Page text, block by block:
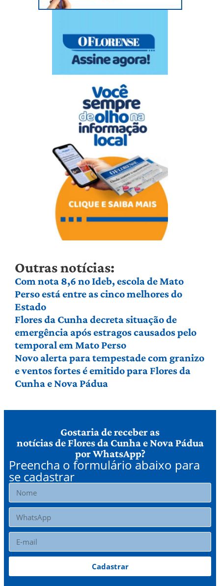
Outras notícias:
Com nota 8,6 no Ideb, escola de Mato
Perso está entre as cinco melhores do
Estado
Flores da Cunha decreta situação de
emergência após estragos causados pelo
temporal em Mato Perso
Novo alerta para tempestade com granizo
e ventos fortes é emitido para Flores da
Cunha e Nova Pádua
Gostaria de receber as
notícias de Flores da Cunha e Nova Pádua
por WhatsApp?
Preencha o formulário abaixo para
se cadastrar
Cadastrar